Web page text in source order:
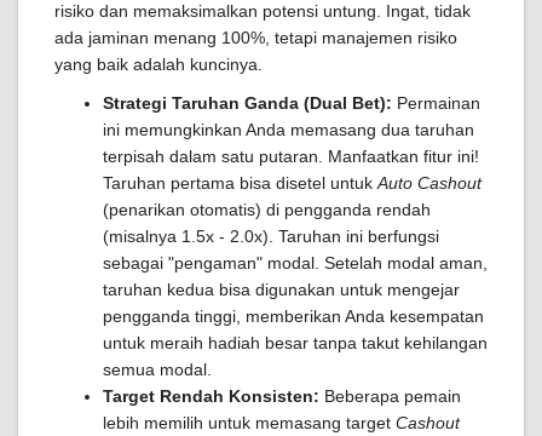
risiko dan memaksimalkan potensi untung. Ingat, tidak
ada jaminan menang 100%, tetapi manajemen risiko
yang baik adalah kuncinya.
Strategi Taruhan Ganda (Dual Bet): Permainan
ini memungkinkan Anda memasang dua taruhan
terpisah dalam satu putaran. Manfaatkan fitur ini!
Taruhan pertama bisa disetel untuk Auto Cashout
(penarikan otomatis) di pengganda rendah
(misalnya 1.5x - 2.0x). Taruhan ini berfungsi
sebagai "pengaman" modal. Setelah modal aman,
taruhan kedua bisa digunakan untuk mengejar
pengganda tinggi, memberikan Anda kesempatan
untuk meraih hadiah besar tanpa takut kehilangan
semua modal.
Target Rendah Konsisten: Beberapa pemain
lebih memilih untuk memasang target Cashout